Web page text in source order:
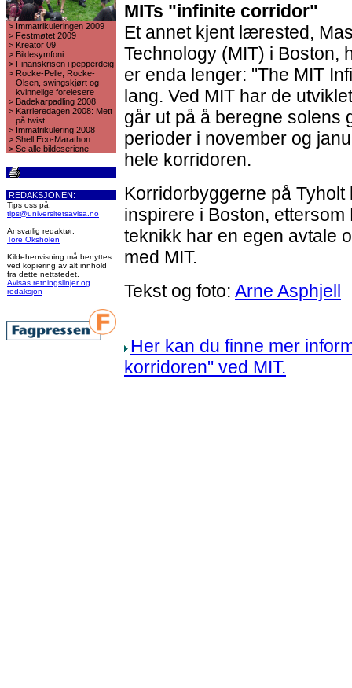
> Immatrikuleringen 2009
> Festmøtet 2009
> Kreator 09
> Bildesymfoni
> Finanskrisen i pepperdeig
> Rocke-Pelle, Rocke-
Olsen, swingskjørt og
kvinnelige forelesere
> Badekarpadling 2008
> Karrieredagen 2008: Mett
på twist
> Immatrikulering 2008
> Shell Eco-Marathon
> Se alle bildeseriene
REDAKSJONEN:
Tips oss på:
tips@universitetsavisa.no
Ansvarlig redaktør:
Tore Oksholen
Kildehenvisning må benyttes
ved kopiering av alt innhold
fra dette nettstedet.
Avisas retningslinjer og
redaksjon
MITs "infinite corridor"
Et annet kjent lærested,
Technology (MIT) i Boston,
er enda lenger: "The MIT
lang. Ved MIT har de
går ut på å beregne solens
perioder i november og
hele korridoren.
Korridorbyggerne på
inspirere i Boston,
teknikk har en egen avtale
med MIT.
Tekst og foto: Arne Asphjell
Her kan du finne mer
korridoren" ved MIT.